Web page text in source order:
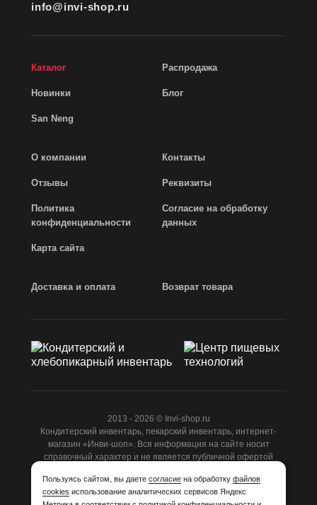
info@invi-shop.ru
Каталог Распродажа
Новинки Блог
San Neng
О компании Контакты
Отзывы Реквизиты
Политика
конфиденциальности
Согласие на обработку
данных
Карта сайта
Доставка и оплата Возврат товара
2013 - 2026 © Invi-shop.ru
Кондитерский инвентарь, пекарский инвентарь, интернет-
магазин «Инви-шоп». Вся информация на сайте носит
справочный характер и не является публичной офертой
РазработаноСтудией Z-Labs
Пользуясь сайтом, вы даете согласие на обработку файлов
cookies использование аналитических сервисов Яндекс